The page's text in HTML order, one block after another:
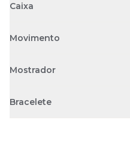
Caixa
Movimento
Mostrador
Bracelete